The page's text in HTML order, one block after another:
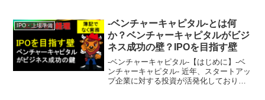
ます。特に生成AIの発展は、かつてな
い...
IPO・上場準備
-ベンチャーキャピタル-とは何
か？ベンチャーキャピタルがビジ
ネス成功の壁？IPOを目指す壁
-ベンチャーキャピタル-【はじめに】-ベ
ンチャーキャピタル- 近年、スタートアッ
プ企業に対する投資が活発化しており、